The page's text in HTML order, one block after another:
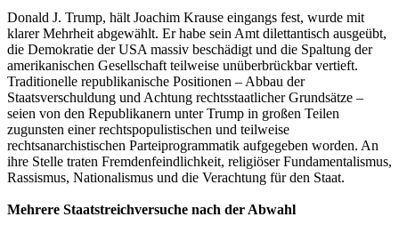
Donald J. Trump, hält Joachim Krause eingangs fest, wurde mit
klarer Mehrheit abgewählt. Er habe sein Amt dilettantisch ausgeübt,
die Demokratie der USA massiv beschädigt und die Spaltung der
amerikanischen Gesellschaft teilweise unüberbrückbar vertieft.
Traditionelle republikanische Positionen – Abbau der
Staatsverschuldung und Achtung rechtsstaatlicher Grundsätze –
seien von den Republikanern unter Trump in großen Teilen
zugunsten einer rechtspopulistischen und teilweise
rechtsanarchistischen Parteiprogrammatik aufgegeben worden. An
ihre Stelle traten Fremdenfeindlichkeit, religiöser Fundamentalismus,
Rassismus, Nationalismus und die Verachtung für den Staat.
Mehrere Staatstreichversuche nach der Abwahl